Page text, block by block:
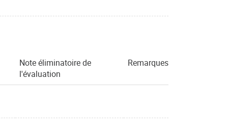
Note éliminatoire de
l'évaluation
Remarques